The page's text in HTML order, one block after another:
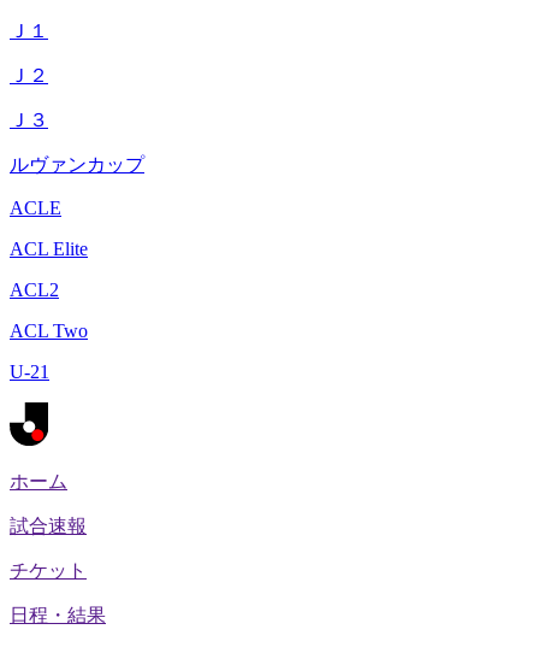
Ｊ１
Ｊ２
Ｊ３
ルヴァンカップ
ACLE
ACL Elite
ACL2
ACL Two
U-21
ホーム
試合速報
チケット
日程・結果